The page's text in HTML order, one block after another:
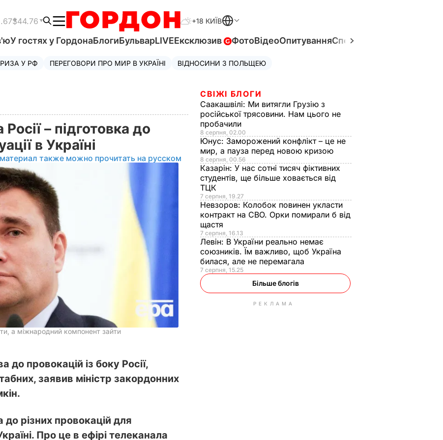
$44.76 +18 КИЇВ
У гостях у ГордонаБлогиБульварLIVEЕксклюзив ФотоВідеоОпитуванняСпецпроєкти
У РФ ПЕРЕГОВОРИ ПРО МИР В УКРАЇНІ ВІДНОСИНИ З ПОЛЬЩЕЮ
Росії – підготовка до
в Україні
также можно прочитать на русском
а міжнародний компонент зайти
до провокацій із боку Росії,
заявив міністр закордонних
до різних провокацій для
Про це в ефірі телеканала
СВІЖІ БЛОГИ
Саакашвілі: Ми витягли Грузію з
російської трясовини. Нам цього не
пробачили
8 серпня, 02.00
Юнус: Заморожений конфлікт – це не
мир, а пауза перед новою кризою
8 серпня, 00.56
Казарін: У нас сотні тисяч фіктивних
студентів, ще більше ховається від
ТЦК
7 серпня, 19.27
Невзоров: Колобок повинен укласти
контракт на СВО. Орки помирали б від
щастя
7 серпня, 16.13
Левін: В України реально немає
союзників. Їм важливо, щоб Україна
билася, але не перемагала
7 серпня, 15.25
Більше блогів
РЕКЛАМА